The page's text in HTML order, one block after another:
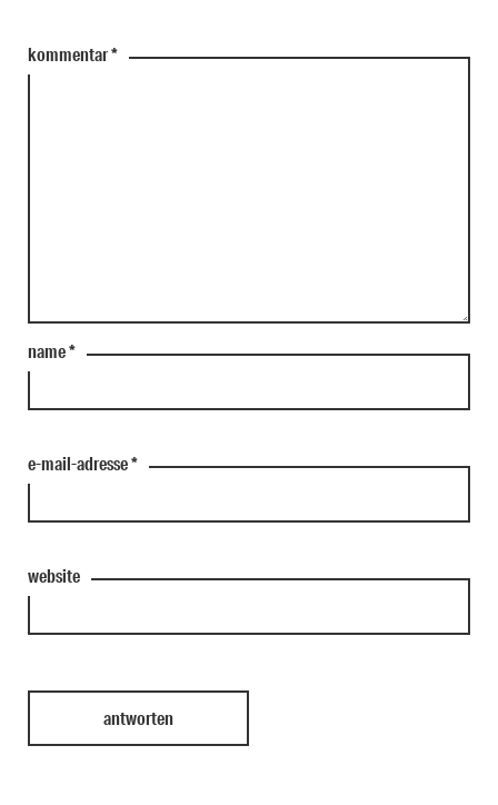
kommentar*
name*
e-mail-adresse*
website